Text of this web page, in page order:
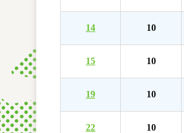
14 10
15 10
19 10
22 10